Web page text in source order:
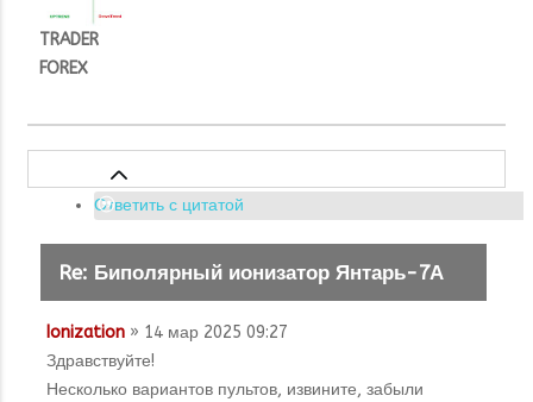
TRADER
FOREX
Ответить с цитатой
Re: Биполярный ионизатор Янтарь-7А
Ionization » 14 мар 2025 09:27
Здравствуйте!
Несколько вариантов пультов, извините, забыли